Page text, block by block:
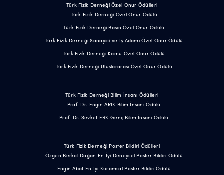
Türk Fizik Derneği Özel Onur Ödülleri
- Türk Fizik Derneği Özel Onur Ödülü
- Türk Fizik Derneği Basın Özel Onur Ödülü
- Türk Fizik Derneği Sanayici ve İş Adamı Özel Onur Ödülü
- Türk Fizik Derneği Kamu Özel Onur Ödülü
- Türk Fizik Derneği Uluslararası Özel Onur Ödülü
Türk Fizik Derneği Bilim İnsanı Ödülleri
- Prof. Dr. Engin ARIK Bilim İnsanı Ödülü
- Prof. Dr. Şevket ERK Genç Bilim İnsanı Ödülü
Türk Fizik Derneği Poster Bildiri Ödülleri
- Özgen Berkol Doğan En İyi Deneysel Poster Bildiri Ödülü
- Engin Abat En İyi Kuramsal Poster Bildiri Ödülü